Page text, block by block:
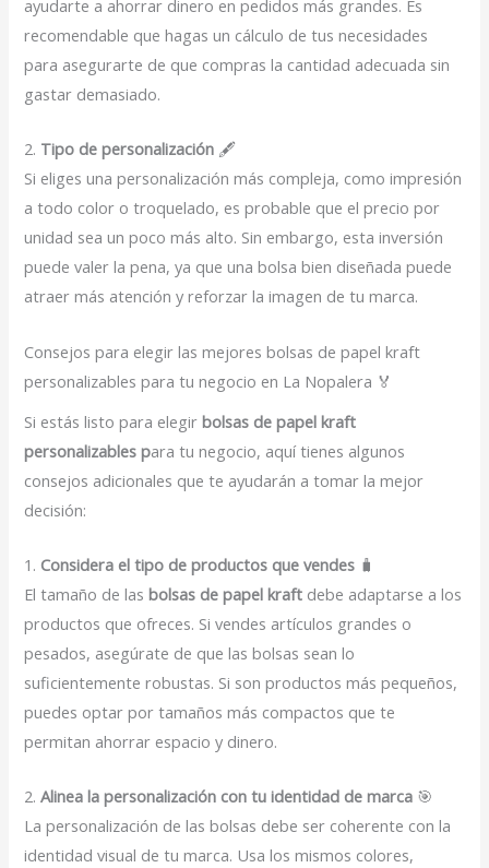
ayudarte a ahorrar dinero en pedidos más grandes. Es
recomendable que hagas un cálculo de tus necesidades
para asegurarte de que compras la cantidad adecuada sin
gastar demasiado.
2. Tipo de personalización 🖋️
Si eliges una personalización más compleja, como impresión
a todo color o troquelado, es probable que el precio por
unidad sea un poco más alto. Sin embargo, esta inversión
puede valer la pena, ya que una bolsa bien diseñada puede
atraer más atención y reforzar la imagen de tu marca.
Consejos para elegir las mejores bolsas de papel kraft
personalizables para tu negocio en La Nopalera 🏅
Si estás listo para elegirbolsas de papel kraft
personalizables para tu negocio, aquí tienes algunos
consejos adicionales que te ayudarán a tomar la mejor
decisión:
1. Considera el tipo de productos que vendes 🧳
El tamaño de lasbolsas de papel kraft debe adaptarse a los
productos que ofreces. Si vendes artículos grandes o
pesados, asegúrate de que las bolsas sean lo
suficientemente robustas. Si son productos más pequeños,
puedes optar por tamaños más compactos que te
permitan ahorrar espacio y dinero.
2.Alinea la personalización con tu identidad de marca 🎯
La personalización de las bolsas debe ser coherente con la
identidad visual de tu marca. Usa los mismos colores,